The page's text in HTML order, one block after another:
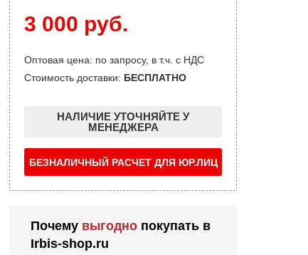
3 000 руб.
Оптовая цена: по запросу, в т.ч. с НДС
Стоимость доставки: БЕСПЛАТНО
НАЛИЧИЕ УТОЧНЯЙТЕ У
МЕНЕДЖЕРА
БЕЗНАЛИЧНЫЙ РАСЧЕТ ДЛЯ ЮР.ЛИЦ
Почему выгодно покупать в
Irbis-shop.ru